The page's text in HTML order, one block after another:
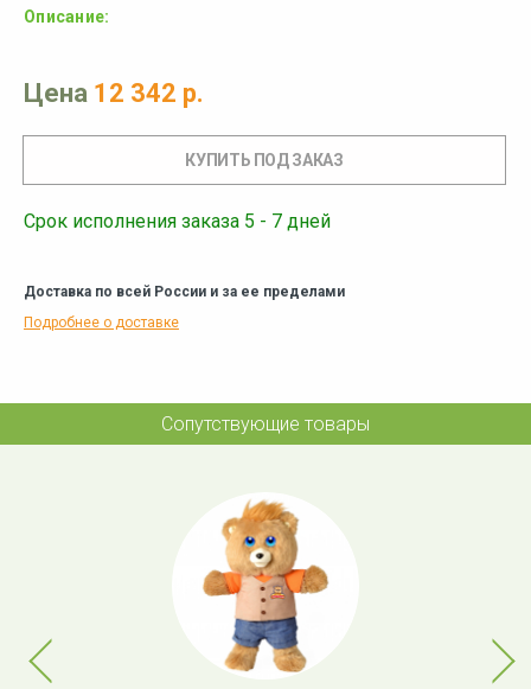
Описание:
Цена 12 342 р.
Срок исполнения заказа 5 - 7 дней
Доставка по всей России и за ее пределами
Подробнее о доставке
Сопутствующие товары
Previous Next